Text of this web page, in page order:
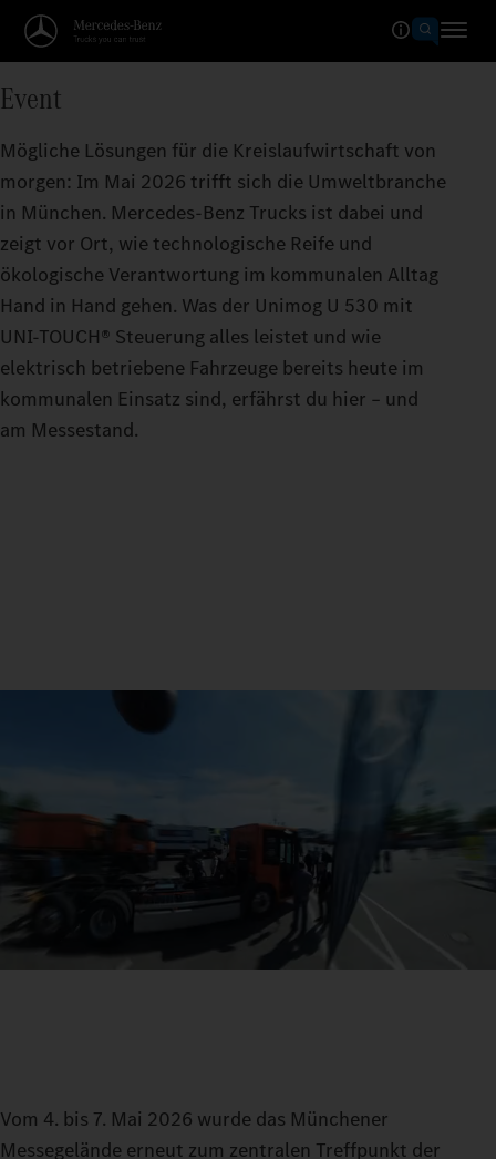
Event
Mögliche Lösungen für die Kreislaufwirtschaft von
morgen: Im Mai 2026 trifft sich die Umweltbranche
in München. Mercedes-Benz Trucks ist dabei und
zeigt vor Ort, wie technologische Reife und
ökologische Verantwortung im kommunalen Alltag
Hand in Hand gehen. Was der Unimog U 530 mit
UNI‑TOUCH® Steuerung alles leistet und wie
elektrisch betriebene Fahrzeuge bereits heute im
kommunalen Einsatz sind, erfährst du hier – und
am Messestand.
Vom 4. bis 7. Mai 2026 wurde das Münchener
Messegelände erneut zum zentralen Treffpunkt der